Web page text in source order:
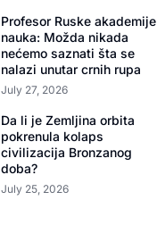
Profesor Ruske akademije
nauka: Možda nikada
nećemo saznati šta se
nalazi unutar crnih rupa
July 27, 2026
Da li je Zemljina orbita
pokrenula kolaps
civilizacija Bronzanog
doba?
July 25, 2026